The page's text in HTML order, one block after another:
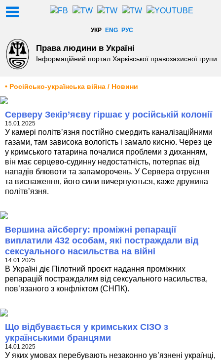
УКР ENG РУС
Права людини в Україні
Інформаційний портал Харківської правозахисної групи
• Російсько-українська війна / Новини
Серверу Зекір’яєву гіршає у російській колонії
15.01.2025
У камері політвʼязня постійно смердить каналізаційними
газами, там зависока вологість і замало кисню. Через це
у кримського татарина почалися проблеми з диханням,
він має серцево-судинну недостатність, потерпає від
нападів блювоти та запаморочень. У Сервера отруєння
та виснаження, його сили вичерпуються, каже дружина
політвʼязня.
Вершина айсбергу: проміжні репарації
виплатили 432 особам, які постраждали від
сексуального насильства на війні
14.01.2025
В Україні діє Пілотний проєкт надання проміжних
репарацій постраждалим від сексуального насильства,
пов’язаного з конфліктом (СНПК).
Що відбувається у кримських СІЗО з
українськими бранцями
14.01.2025
У яких умовах перебувають незаконно ув’язнені українці,